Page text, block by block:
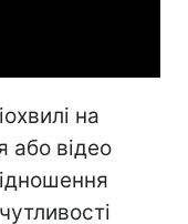
на
або відео